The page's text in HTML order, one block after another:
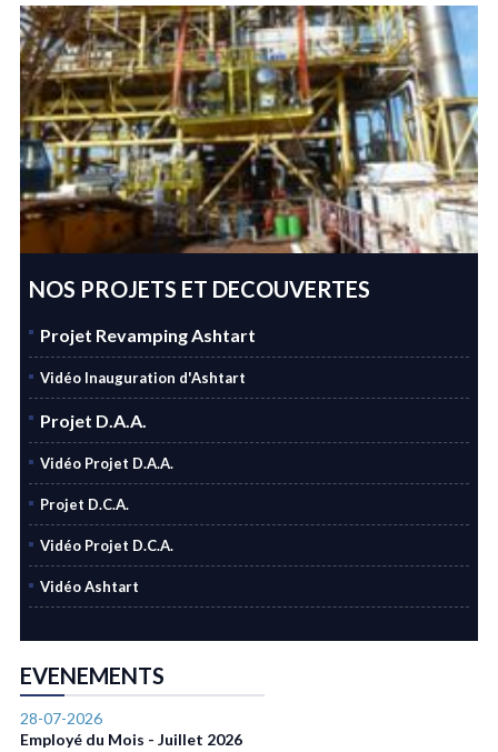
NOS PROJETS ET DECOUVERTES
Projet Revamping Ashtart
Vidéo Inauguration d'Ashtart
Projet D.A.A.
Vidéo Projet D.A.A.
Projet D.C.A.
Vidéo Projet D.C.A.
Vidéo Ashtart
EVENEMENTS
28-07-2026
Employé du Mois - Juillet 2026